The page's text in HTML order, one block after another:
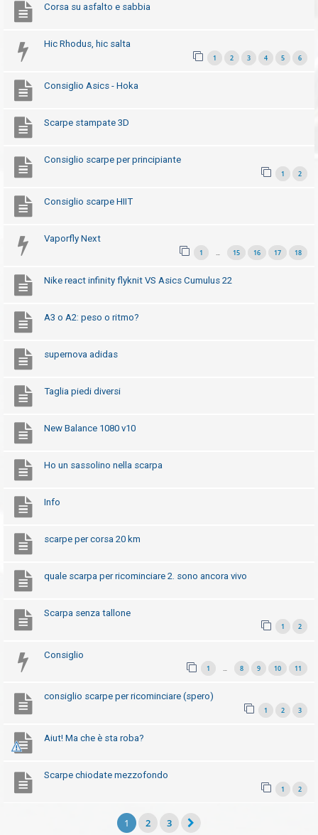
C
e
a
F
A
Q
Corsa su asfalto e sabbia
Hic Rhodus, hic salta
1 2 3 4 5 6
Consiglio Asics - Hoka
Scarpe stampate 3D
Consiglio scarpe per principiante
1 2
Consiglio scarpe HIIT
Vaporfly Next
1 15 16 17 18
Nike react infinity flyknit VS Asics Cumulus 22
A3 o A2: peso o ritmo?
supernova adidas
Taglia piedi diversi
New Balance 1080 v10
Ho un sassolino nella scarpa
Info
scarpe per corsa 20 km
quale scarpa per ricominciare 2. sono ancora vivo
Scarpa senza tallone
1 2
Consiglio
1 … 8 9 10 11
consiglio scarpe per ricominciare (spero)
1 2 3
Aiut! Ma che è sta roba?
Scarpe chiodate mezzofondo
1 2
1 2 3